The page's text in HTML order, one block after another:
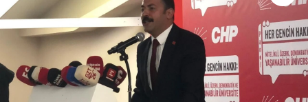
Kültür Sanat
Tarihçe
Resmi İlanlar
Haber Arşivi